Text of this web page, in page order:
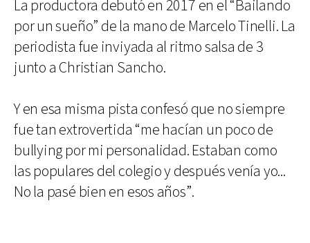
La productora debutó en 2017 en el “Bailando
por un sueño” de la mano de Marcelo Tinelli. La
periodista fue inviyada al ritmo salsa de 3
junto a Christian Sancho.
Y en esa misma pista confesó que no siempre
fue tan extrovertida “me hacían un poco de
bullying por mi personalidad. Estaban como
las populares del colegio y después venía yo...
No la pasé bien en esos años”.